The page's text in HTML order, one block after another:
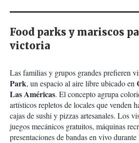
Food parks y mariscos
victoria
Las familias y grupos grandes prefieren
Park, un espacio al aire libre ubicado en
Las Américas. El concepto agrupa
artísticos repletos de locales que venden
cajas de sushi y pizzas artesanales. Los
juegos mecánicos gratuitos, máquinas
presentaciones de bandas en vivo